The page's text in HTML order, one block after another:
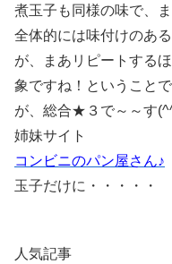
煮玉子も同様の味で、
全体的には味付けのあ
が、まあリピートする
象ですね！ということ
が、総合★３で～～す
姉妹サイト
コンビニのパン屋さん♪
玉子だけに・・・・・
人気記事